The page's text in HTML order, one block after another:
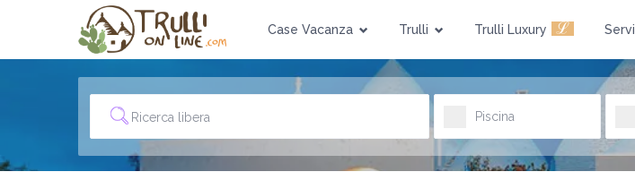
Case Vacanza Trulli Trulli Luxury ℒ
Piscina